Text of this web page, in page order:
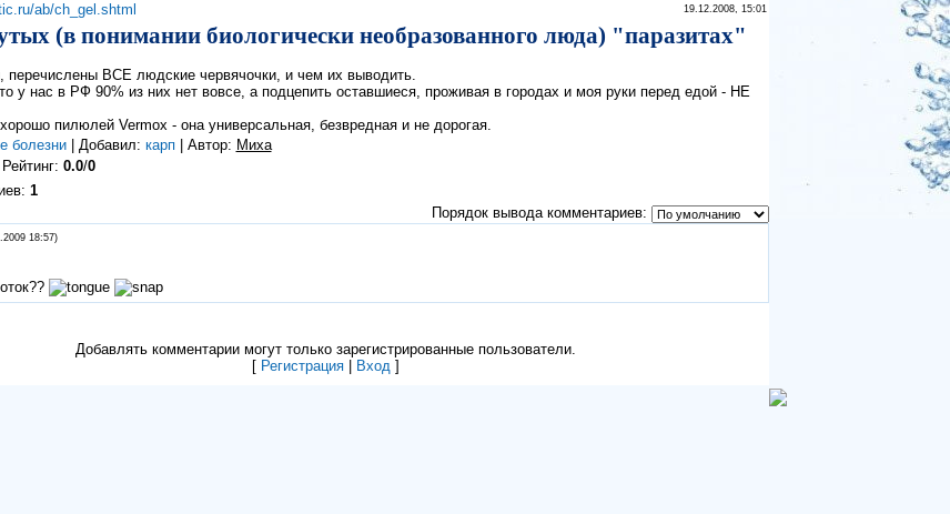
ab/ch_gel.shtml 19.12.2008, 15:01
(в понимании биологически необразованного люда) "паразитах"
перечислены ВСЕ людские червячочки, и чем их выводить.
у нас в РФ 90% из них нет вовсе, а подцепить оставшиеся, проживая в городах и моя руки перед едой - НЕ
пилюлей Vermox - она универсальная, безвредная и не дорогая.
болезни| Добавил: карп| Автор: Миха
0.0/0
1
Порядок вывода комментариев:
18:57)
Добавлять комментарии могут только зарегистрированные пользователи.
[ Регистрация| Вход]